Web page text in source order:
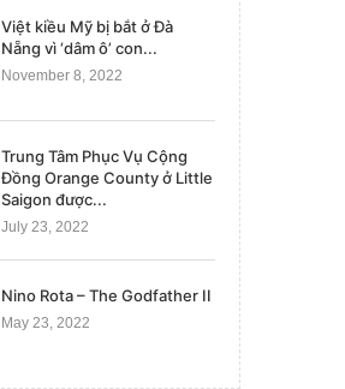
Việt kiều Mỹ bị bắt ở Đà
Nẵng vì ‘dâm ô’ con...
November 8, 2022
Trung Tâm Phục Vụ Cộng
Đồng Orange County ở Little
Saigon được...
July 23, 2022
Nino Rota – The Godfather II
May 23, 2022